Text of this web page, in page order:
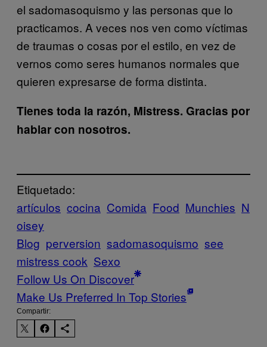
el sadomasoquismo y las personas que lo
practicamos. A veces nos ven como víctimas
de traumas o cosas por el estilo, en vez de
vernos como seres humanos normales que
quieren expresarse de forma distinta.
Tienes toda la razón, Mistress. Gracias por
hablar con nosotros.
Etiquetado:
artículos cocina Comida Food Munchies N
oisey
Blog perversion sadomasoquismo see
mistress cook Sexo
Follow Us On Discover
Make Us Preferred In Top Stories
Compartir: